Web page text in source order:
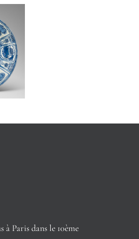
Paris dans le 10ème